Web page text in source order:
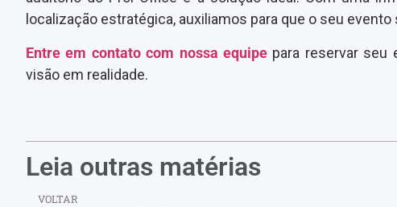
localização estratégica, auxiliamos para que o seu
Entre em contato com nossa equipe para reservar seu
visão em realidade.
Leia outras matérias
VOLTAR